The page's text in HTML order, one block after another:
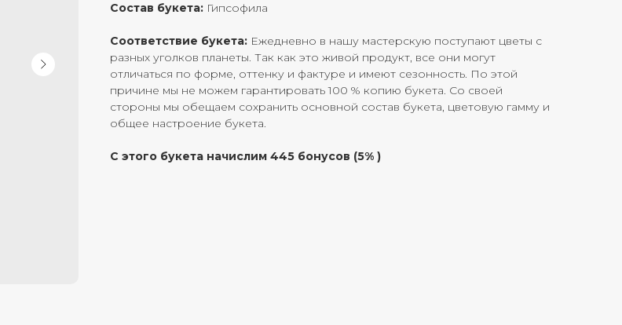
Состав букета: Гипсофила
Соответствие букета: Ежедневно в нашу мастерскую поступают цветы с
разных уголков планеты. Так как это живой продукт, все они могут
отличаться по форме, оттенку и фактуре и имеют сезонность. По этой
причине мы не можем гарантировать 100 % копию букета. Со своей
стороны мы обещаем сохранить основной состав букета, цветовую гамму и
общее настроение букета.
С этого букета начислим 445 бонусов (5% )